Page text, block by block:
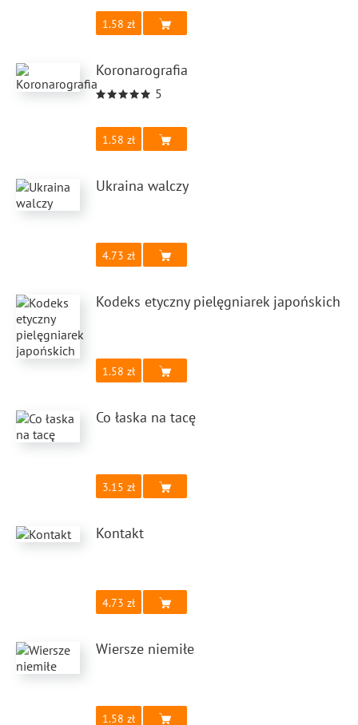
1.58
Koronarografia
5
1.58
Ukraina walczy
4.73
Kodeks etyczny pielęgniarek japońskich
1.58
Co łaska na tacę
3.15
Kontakt
4.73
Wiersze niemiłe
1.58